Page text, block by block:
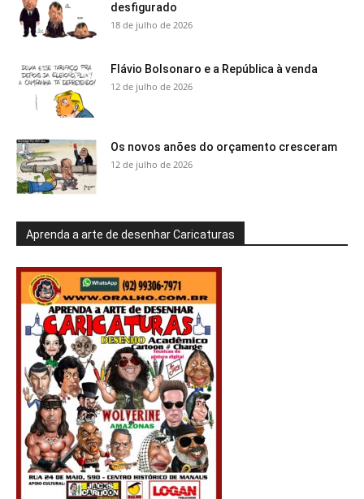
desfigurado
18 de julho de 2026
Flávio Bolsonaro e a República à venda
12 de julho de 2026
Os novos anões do orçamento cresceram
12 de julho de 2026
Aprenda a arte de desenhar Caricaturas